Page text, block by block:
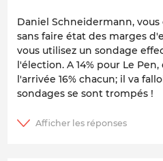
Daniel Schneidermann,
sans faire état des marges
vous utilisez un sondage
l'élection. A 14% pour Le
l'arrivée 16% chacun; il va
sondages se sont trompés !